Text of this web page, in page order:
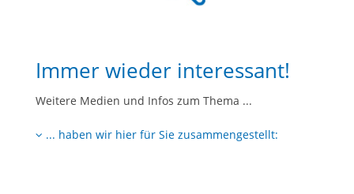
Immer wieder interessant!
Weitere Medien und Infos zum Thema ...
... haben wir hier für Sie zusammengestellt: